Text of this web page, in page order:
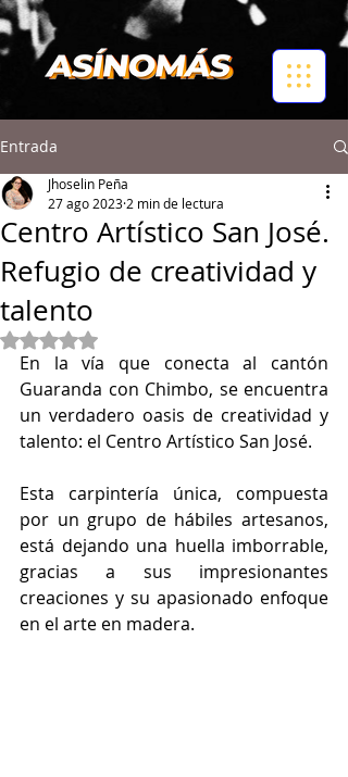
Entrada
Centro Artístico San José.
Refugio de creatividad y
talento
Jhoselin Peña
27 ago 2023 2 min de lectura
Obtuvo NaN de 5 estrellas.
En la vía que conecta al cantón
Guaranda con Chimbo, se encuentra
un verdadero oasis de creatividad y
talento: el Centro Artístico San José.
Esta carpintería única, compuesta
por un grupo de hábiles artesanos,
está dejando una huella imborrable,
gracias a sus impresionantes
creaciones y su apasionado enfoque
en el arte en madera.